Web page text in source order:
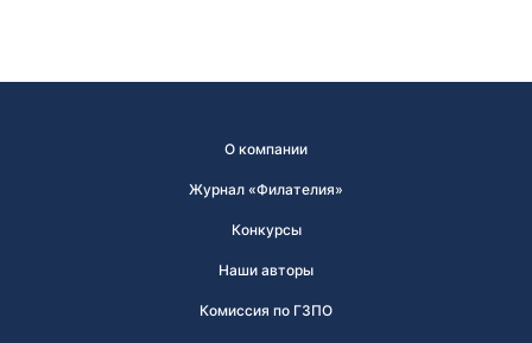
О компании
Журнал «Филателия»
Конкурсы
Наши авторы
Комиссия по ГЗПО